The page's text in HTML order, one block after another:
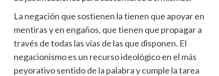
La negación que sostienen la tienen que apoyar en
mentiras y en engaños, que tienen que propagar a
través de todas las vías de las que disponen. El
negacionismo es un recurso ideológico en el más
peyorativo sentido de la palabra y cumple la tarea